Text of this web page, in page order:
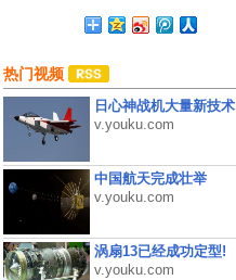
热门视频
日心神战机大量新技术
v.youku.com
中国航天完成壮举
v.youku.com
涡扇13已经成功定型!
v.youku.com